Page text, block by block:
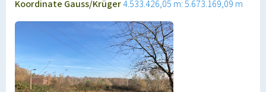
Koordinate Gauss/Krüger4.533.426,05 m: 5.673.169,09 m